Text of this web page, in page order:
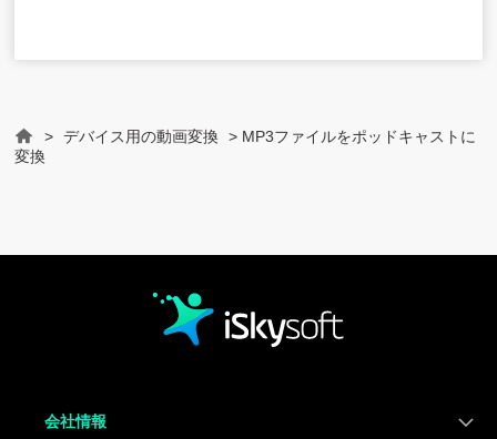
Home
> デバイス用の動画変換 > MP3ファイルをポッドキャストに
変換
会社情報